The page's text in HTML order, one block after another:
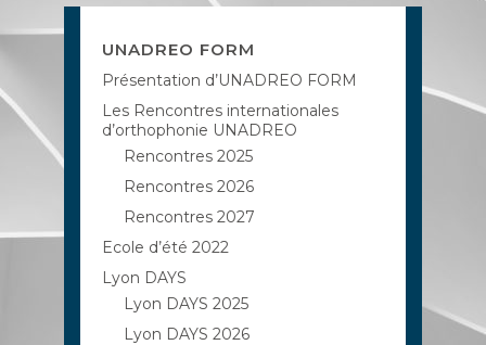
UNADREO FORM
Présentation d’UNADREO FORM
Les Rencontres internationales
d’orthophonie UNADREO
Rencontres 2025
Rencontres 2026
Rencontres 2027
Ecole d’été 2022
Lyon DAYS
Lyon DAYS 2025
Lyon DAYS 2026